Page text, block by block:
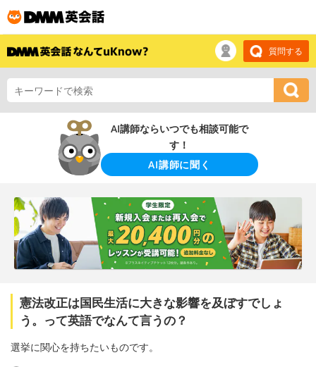
質問する
AI講師ならいつでも相談可能で
す！
AI講師に聞く
憲法改正は国民生活に大きな影響を及ぼすでしょ
う。って英語でなんて言うの？
選挙に関心を持ちたいものです。